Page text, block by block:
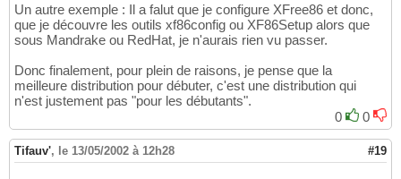
Un autre exemple : Il a falut que je configure XFree86 et donc,
que je découvre les outils xf86config ou XF86Setup alors que
sous Mandrake ou RedHat, je n'aurais rien vu passer.
Donc finalement, pour plein de raisons, je pense que la
meilleure distribution pour débuter, c'est une distribution qui
n'est justement pas "pour les débutants".
0
0
Tifauv', le 13/05/2002 à 12h28 #19